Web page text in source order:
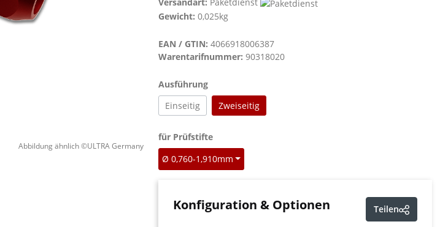
Abbildung ähnlich ©ULTRA Germany
Gewicht: 0,025kg
EAN / GTIN: 4066918006387
Warentarifnummer: 90318020
Ausführungauswählen
Einseitig
Zweiseitig
für Prüfstifteauswählen
Ø 0,760-1,910mm
Konfiguration & Optionen Teilen